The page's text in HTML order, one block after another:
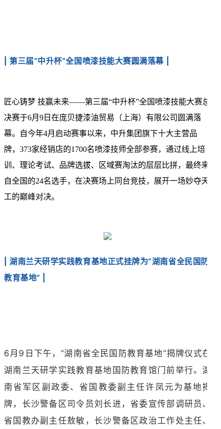
| 第三届“中升杯”全国喷漆技能大赛圆满落幕|
匠心铸梦 技赢未来——第三届“中升杯”全国喷漆技能大赛总
决赛于6月9日在庞贝捷漆油贸易（上海）有限公司圆满落
幕。自今年4月启动赛事以来，中升集团旗下十大主营品
牌，373家经销店的1700名喷漆技师全部参赛，通过线上培
训、理论考试、品牌选拔、区域赛淘汰的层层比拼，最终来
自全国的24名选手，在决赛场上同台竞技，展开一场妙夺天
工的巅峰对决。
| 湖南兰天研学实践教育基地正式挂牌为“湖南省全民国防
教育基地” |
6月9日下午，“湖南省全民国防教育基地”揭牌仪式在
湖南兰天研学实践教育基地国防教育馆门前举行。湖
南省军区副政委、省国教委副主任许凤元为基地揭
牌，长沙警备区司令员刘长进，省委宣传部调研员、
省国教办副主任敖敏，长沙警备区政治工作处主任、